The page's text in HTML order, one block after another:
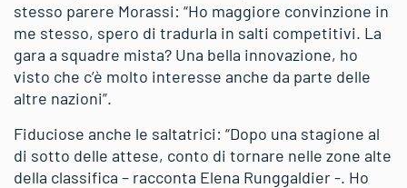
stesso parere Morassi: “Ho maggiore convinzione in
me stesso, spero di tradurla in salti competitivi. La
gara a squadre mista? Una bella innovazione, ho
visto che c’è molto interesse anche da parte delle
altre nazioni”.
Fiduciose anche le saltatrici: “Dopo una stagione al
di sotto delle attese, conto di tornare nelle zone alte
della classifica – racconta Elena Runggaldier -. Ho